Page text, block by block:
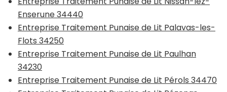
Enserune 34440
Entreprise Traitement Punaise de Lit Palavas-les-
Flots 34250
Entreprise Traitement Punaise de Lit Paulhan
34230
Entreprise Traitement Punaise de Lit Pérols 34470